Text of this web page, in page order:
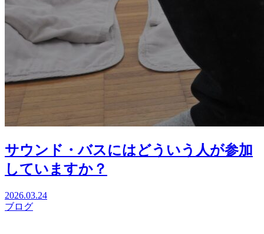
サウンド・バスにはどういう人が参加
していますか？
2026.03.24
ブログ